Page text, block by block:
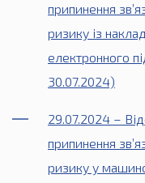
припинення
ризику із
електронного
30.07.2024)
29.07.2024 –
припинення
ризику у